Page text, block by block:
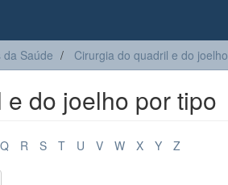
da Saúde Cirurgia do quadril e do joelho​
do joelho​ por tipo
Q R S T U V W X Y Z